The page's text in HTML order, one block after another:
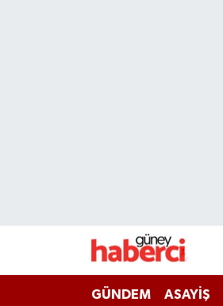
GÜNDEM ASAYİŞ
Haber Arşivi